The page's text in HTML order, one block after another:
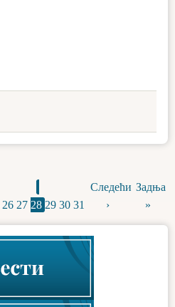
26 27
page
28 29 30
Page
31
Next
page
Следећи
›
Last
page
Задња
»